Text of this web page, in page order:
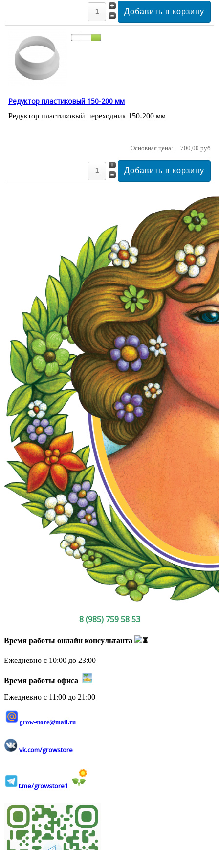
Редуктор пластиковый 150-200 мм
Редуктор пластиковый переходник 150-200 мм
Основная цена: 700,00 руб
8 (985) 759 58 53
Время работы онлайн консультанта
Ежедневно с 10:00 до 23:00
Время работы офиса
Ежедневно с 11:00 до 21:00
grow-store@mail.ru
vk.com/growstore
t.me/growstore1